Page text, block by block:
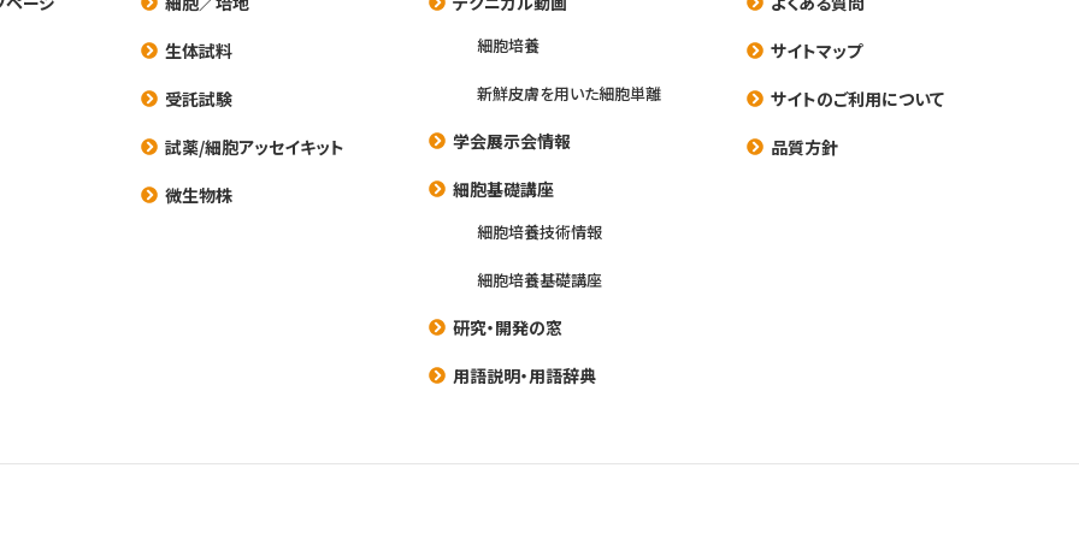
生体試料
受託試験
試薬/細胞アッセイキット
微生物株
細胞培養
新鮮皮膚を用いた細胞単離
学会展示会情報
細胞基礎講座
細胞培養技術情報
細胞培養基礎講座
研究・開発の窓
用語説明・用語辞典
サイトマップ
サイトのご利用について
品質方針